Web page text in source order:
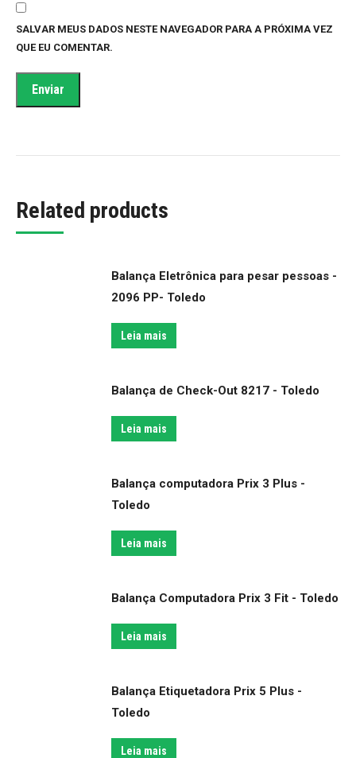
SALVAR MEUS DADOS NESTE NAVEGADOR PARA A PRÓXIMA VEZ
QUE EU COMENTAR.
Related products
Balança Eletrônica para pesar pessoas -
2096 PP- Toledo
Leia mais
Balança de Check-Out 8217 - Toledo
Leia mais
Balança computadora Prix 3 Plus -
Toledo
Leia mais
Balança Computadora Prix 3 Fit - Toledo
Leia mais
Balança Etiquetadora Prix 5 Plus -
Toledo
Leia mais